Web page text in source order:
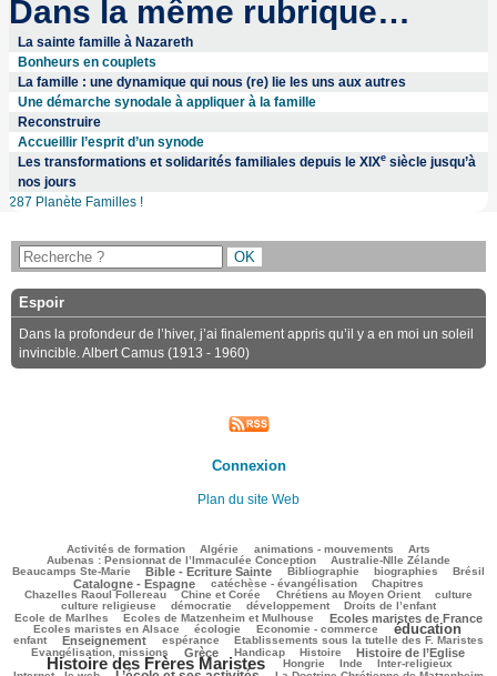
Dans la même rubrique…
La sainte famille à Nazareth
Bonheurs en couplets
La famille : une dynamique qui nous (re) lie les uns aux autres
Une démarche synodale à appliquer à la famille
Reconstruire
Accueillir l’esprit d’un synode
Les transformations et solidarités familiales depuis le XIXesiècle jusqu’à
nos jours
287 Planète Familles !
Espoir
Dans la profondeur de l’hiver, j’ai finalement appris qu’il y a en moi un soleil
invincible. Albert Camus (1913 - 1960)
Connexion
Plan du site Web
Activités de formation Algérie animations - mouvements Arts
Aubenas : Pensionnat de l’Immaculée Conception
45/2786 Australie-Nlle Zélande
76/2786
Beaucamps Ste-Marie
610/2786 Bible - Ecriture Sainte
63/2786 Bibliographie
487/2786 biographies
98/2786 Brésil
880/2786
Catalogne - Espagne catéchèse - évangélisation Chapitres
Chazelles Raoul Follereau
93/2786 Chine et Corée
278/2786 Chrétiens au Moyen Orient
359/2786 culture
31/2786
culture religieuse
démocratie développement Droits de l’enfant
Ecole de Marlhes
121/2786 Ecoles de Matzenheim et Mulhouse
849/2786 Ecoles maristes de France
242/2786
Ecoles maristes en Alsace
534/2786 écologie
84/2786 Economie - commerce
1455/2786 éducation
99/2786
enfant
830/2786 Enseignement
187/2786 espérance
55/2786 Etablissements sous la tutelle des F. Maristes
221/2786
Evangélisation, missions
607/2786 Grèce
62/2786 Handicap
269/2786 Histoire
787/2786 Histoire de l’Eglise
1819/2786
Histoire des Frères Maristes
139/2786 Hongrie Inde
137/2786 Inter-religieux
149/2786